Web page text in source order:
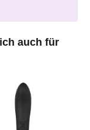
auch für